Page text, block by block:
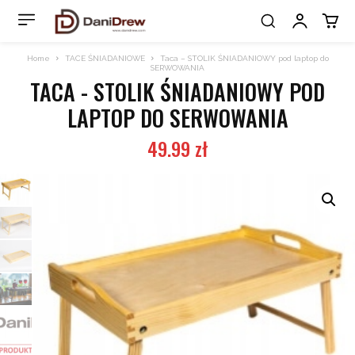
Home TACE ŚNIADANIOWE
Taca – STOLIK ŚNIADANIOWY pod laptop do
SERWOWANIA
TACA - STOLIK ŚNIADANIOWY POD
LAPTOP DO SERWOWANIA
49.99 zł